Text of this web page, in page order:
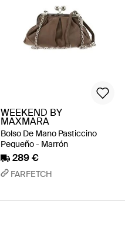
WEEKEND BY
MAXMARA
Bolso De Mano Pasticcino
Pequeño - Marrón
289 €
FARFETCH